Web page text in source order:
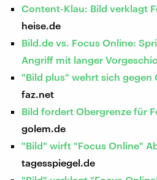
Content-Klau: Bild verklagt
heise.de
Bild.de vs. Focus Online:
Angriff mit langer
"Bild plus" wehrt sich gegen
faz.net
Bild fordert Obergrenze für
golem.de
"Bild" wirft "Focus Online"
tagesspiegel.de